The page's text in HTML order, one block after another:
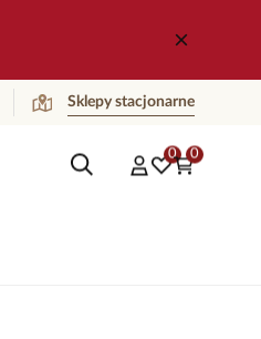
Sklepy stacjonarne
0 0